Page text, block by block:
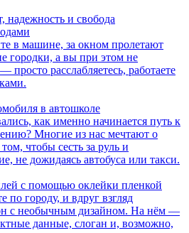
надежность и свобода
в машине, за окном пролетают
городки, а вы при этом не
просто расслабляетесь, работаете
в автошколе
как именно начинается путь к
Многие из нас мечтают о
чтобы сесть за руль и
не дожидаясь автобуса или такси.
с помощью оклейки пленкой
по городу, и вдруг взгляд
с необычным дизайном. На нём —
данные, слоган и, возможно,